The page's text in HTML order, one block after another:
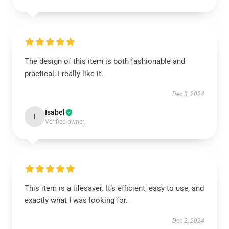
The design of this item is both fashionable and
practical; I really like it.
Dec 3, 2024
I Isabel
Verified owner
This item is a lifesaver. It’s efficient, easy to use, and
exactly what I was looking for.
Dec 2, 2024